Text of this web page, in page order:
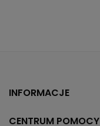
INFORMACJE
CENTRUM POMOCY